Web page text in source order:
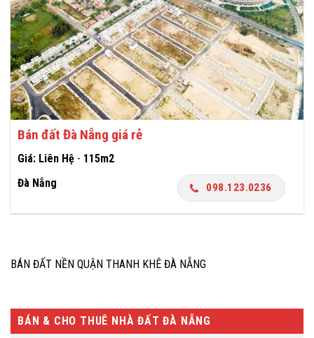
Bán đất Đà Nẵng giá rẻ
Giá: Liên Hệ - 115m2
Đà Nẵng
098.123.0236
BÁN ĐẤT NỀN QUẬN THANH KHÊ ĐÀ NẴNG
BÁN & CHO THUÊ NHÀ ĐẤT ĐÀ NẴNG